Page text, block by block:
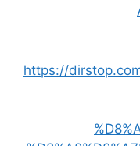
https://